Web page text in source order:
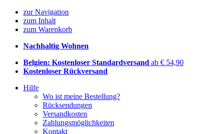
zur Navigation
zum Inhalt
zum Warenkorb
Nachhaltig Wohnen
Belgien: Kostenloser Standardversand ab € 54,90
Kostenloser Rückversand
Hilfe
Wo ist meine Bestellung?
Rücksendungen
Versandkosten
Zahlungsmöglichkeiten
Kontakt